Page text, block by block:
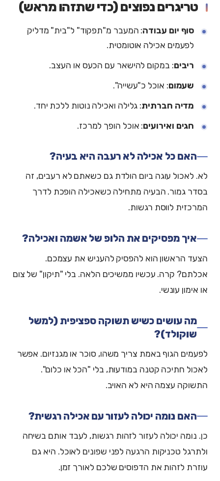
טריגרים נפוצים (כדי שתזהו מראש)
סוף יום עבודה: המעבר מ"תפקוד" ל"בית" מדליק
לפעמים אכילה אוטומטית.
ריבים: במקום להישאר עם הכעס או העצב.
שעמום: אוכל כ"עשייה".
מדיה חברתית: גלילה ואכילה נוטות ללכת יחד.
חגים ואירועים: אוכל הופך למרכז.
האם כל אכילה לא רעבה היא בעיה?
לא. לאכול עוגה ביום הולדת גם כשאתם לא רעבים, זה
בסדר גמור. הבעיה מתחילה כשאכילה הופכת לדרך
המרכזית לווסת רגשות.
איך מפסיקים את הלופ של אשמה ואכילה?
הצעד הראשון הוא להפסיק להעניש את עצמכם.
אכלתם? קרה. עכשיו ממשיכים הלאה. בלי "תיקון" של צום
או אימון עונשי.
מה עושים כשיש תשוקה ספציפית (למשל
שוקולד)?
לפעמים הגוף באמת צריך משהו, סוכר או מגנזיום. אפשר
לאכול חתיכה קטנה במודעות, בלי "הכל או כלום".
התשוקה עצמה היא לא האויב.
האם נומה יכולה לעזור עם אכילה רגשית?
כן. נומה יכולה לעזור לזהות רגשות, לעבד אותם בשיחה
ולתרגל טכניקות הרגעה לפני שפונים לאוכל. היא גם
עוזרת לזהות את הדפוסים שלכם לאורך זמן.